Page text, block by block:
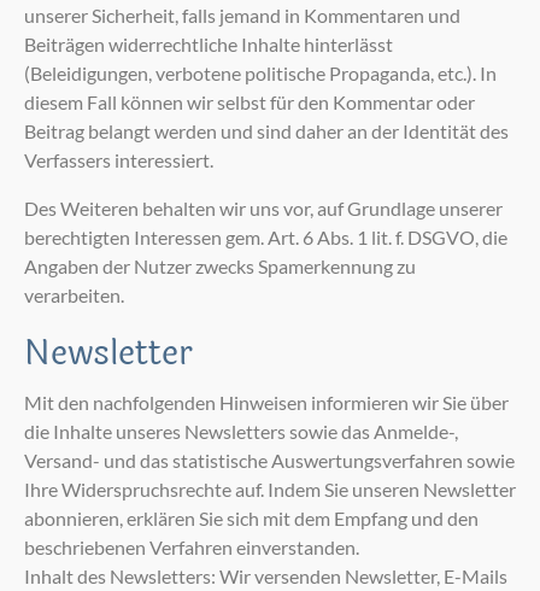
unserer Sicherheit, falls jemand in Kommentaren und
Beiträgen widerrechtliche Inhalte hinterlässt
(Beleidigungen, verbotene politische Propaganda, etc.). In
diesem Fall können wir selbst für den Kommentar oder
Beitrag belangt werden und sind daher an der Identität des
Verfassers interessiert.
Des Weiteren behalten wir uns vor, auf Grundlage unserer
berechtigten Interessen gem. Art. 6 Abs. 1 lit. f. DSGVO, die
Angaben der Nutzer zwecks Spamerkennung zu
verarbeiten.
Newsletter
Mit den nachfolgenden Hinweisen informieren wir Sie über
die Inhalte unseres Newsletters sowie das Anmelde-,
Versand- und das statistische Auswertungsverfahren sowie
Ihre Widerspruchsrechte auf. Indem Sie unseren Newsletter
abonnieren, erklären Sie sich mit dem Empfang und den
beschriebenen Verfahren einverstanden.
Inhalt des Newsletters: Wir versenden Newsletter, E-Mails